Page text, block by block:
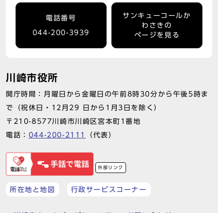
電話番号
044-200-3939
サンキューコールか
わさきの
ページを見る
川崎市役所
開庁時間：月曜日から金曜日の午前8時30分から午後5時ま
で（祝休日・12月29 日から1月3日を除く）
〒210-8577川崎市川崎区宮本町1番地
電話： 044-200-2111 （代表）
外部リンク
所在地と地図 行政サービスコーナー